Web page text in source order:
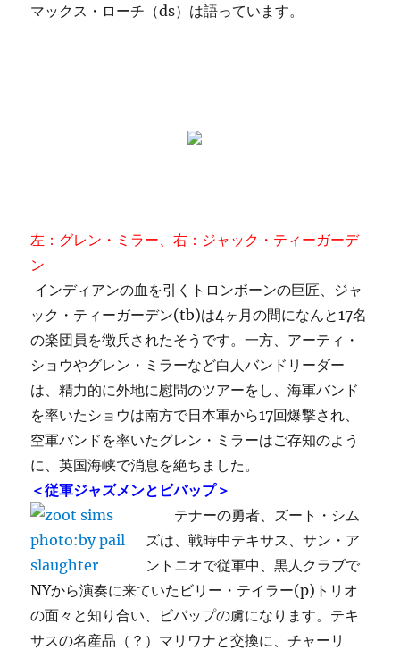
マックス・ローチ（ds）は語っています。
左：グレン・ミラー、右：ジャック・ティーガーデ
ン
インディアンの血を引くトロンボーンの巨匠、ジャ
ック・ティーガーデン(tb)は4ヶ月の間になんと17名
の楽団員を徴兵されたそうです。一方、アーティ・
ショウやグレン・ミラーなど白人バンドリーダー
は、精力的に外地に慰問のツアーをし、海軍バンド
を率いたショウは南方で日本軍から17回爆撃され、
空軍バンドを率いたグレン・ミラーはご存知のよう
に、英国海峡で消息を絶ちました。
＜従軍ジャズメンとビバップ＞
テナーの勇者、ズート・シム
ズは、戦時中テキサス、サン・ア
ントニオで従軍中、黒人クラブで
NYから演奏に来ていたビリー・テイラー(p)トリオ
の面々と知り合い、ビバップの虜になります。テキ
サスの名産品（？）マリワナと交換に、チャーリ